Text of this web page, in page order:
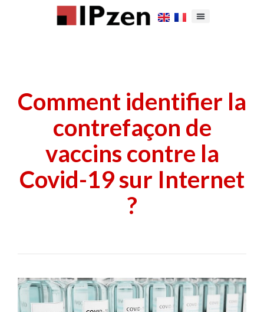
Comment identifier la
contrefaçon de
vaccins contre la
Covid-19 sur Internet
?